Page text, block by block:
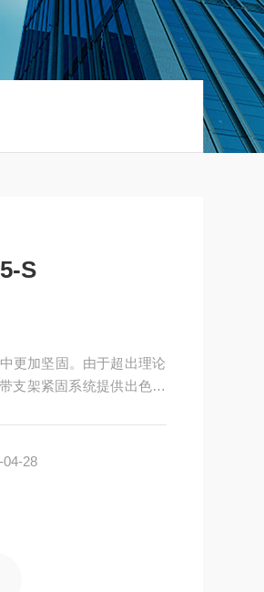
S
更加坚固。由于超出理论
支架紧固系统提供出色的
28